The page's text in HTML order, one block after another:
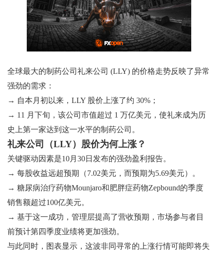
全球最大的制药公司礼来公司 (LLY) 的价格走势反映了异常
强劲的需求：
→ 自本月初以来，LLY 股价上涨了约 30%；
→ 11 月下旬，该公司市值超过 1 万亿美元，使礼来成为历
史上第一家达到这一水平的制药公司。
礼来公司（LLY）股价为何上涨？
关键驱动因素是10月30日发布的强劲盈利报告。
→ 每股收益远超预期（7.02美元，而预期为5.69美元）。
→ 糖尿病治疗药物Mounjaro和肥胖症药物Zepbound的季度
销售额超过100亿美元。
→ 基于这一成功，管理层提高了营收预期，市场参与者目
前预计第四季度业绩将更加强劲。
与此同时，图表显示，这波非同寻常的上涨行情可能即将失